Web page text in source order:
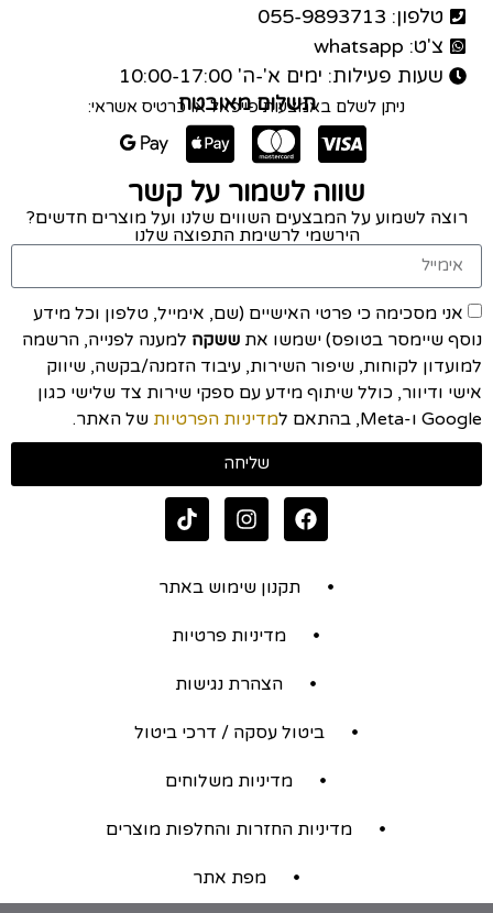
טלפון: 055-9893713
צ'ט: whatsapp
שעות פעילות: ימים א'-ה' 10:00-17:00
תשלום מאובטח
ניתן לשלם באמצעות פייפאל או כרטיס אשראי:
שווה לשמור על קשר
רוצה לשמוע על המבצעים השווים שלנו ועל מוצרים חדשים?
הירשמי לרשימת התפוצה שלנו
אני מסכימה כי פרטי האישיים (שם, אימייל, טלפון וכל מידע
נוסף שיימסר בטופס) ישמשו את ששקה למענה לפנייה, הרשמה
למועדון לקוחות, שיפור השירות, עיבוד הזמנה/בקשה, שיווק
אישי ודיוור, כולל שיתוף מידע עם ספקי שירות צד שלישי כגון
Google ו-Meta, בהתאם ל
מדיניות הפרטיות של האתר.
שליחה
תקנון שימוש באתר
מדיניות פרטיות
הצהרת נגישות
ביטול עסקה / דרכי ביטול
מדיניות משלוחים
מדיניות החזרות והחלפות מוצרים
מפת אתר